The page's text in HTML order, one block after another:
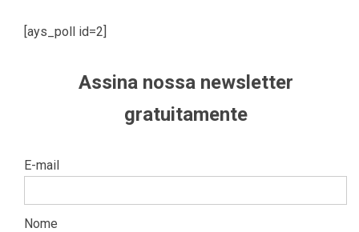
[ays_poll id=2]
Assina nossa newsletter
gratuitamente
E-mail
Nome